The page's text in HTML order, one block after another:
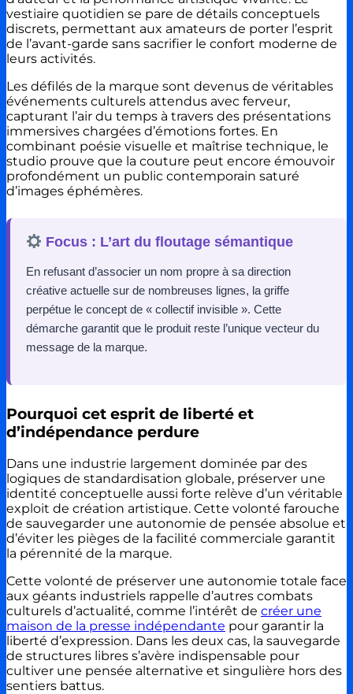
vestiaire quotidien se pare de détails conceptuels
discrets, permettant aux amateurs de porter l’esprit
de l’avant-garde sans sacrifier le confort moderne de
leurs activités.
Les défilés de la marque sont devenus de véritables
événements culturels attendus avec ferveur,
capturant l’air du temps à travers des présentations
immersives chargées d’émotions fortes. En
combinant poésie visuelle et maîtrise technique, le
studio prouve que la couture peut encore émouvoir
profondément un public contemporain saturé
d’images éphémères.
Focus : L’art du floutage sémantique
En refusant d’associer un nom propre à sa direction
créative actuelle sur de nombreuses lignes, la griffe
perpétue le concept de « collectif invisible ». Cette
démarche garantit que le produit reste l’unique vecteur du
message de la marque.
Pourquoi cet esprit de liberté et
d’indépendance perdure
Dans une industrie largement dominée par des
logiques de standardisation globale, préserver une
identité conceptuelle aussi forte relève d’un véritable
exploit de création artistique. Cette volonté farouche
de sauvegarder une autonomie de pensée absolue et
d’éviter les pièges de la facilité commerciale garantit
la pérennité de la marque.
Cette volonté de préserver une autonomie totale face
aux géants industriels rappelle d’autres combats
culturels d’actualité, comme l’intérêt de créer une
maison de la presse indépendante pour garantir la
liberté d’expression. Dans les deux cas, la sauvegarde
de structures libres s’avère indispensable pour
cultiver une pensée alternative et singulière hors des
sentiers battus.